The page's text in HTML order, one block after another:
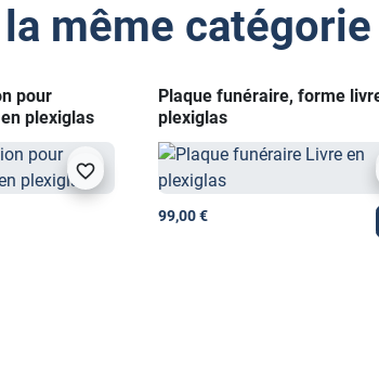
même catégorie
pour
plexiglas
visibility
favorite_border
Plaque funéraire, forme
plexiglas
99,00 €